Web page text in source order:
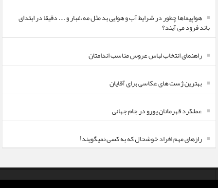
هواپیماها چطور در شرایط آب و هوایی بد مثل مه،غبار و …. دقیقا در ابتدای
باند فرود می آیند؟
راهنمای انتخاب لباس عروس مناسب اندامتان
بهترین ژست های عکاسی برای آقایان
عملکرد قهرمانان یورو در جام جهانی
رازهای مهم افراد خوشحال که به کسی نمیگویند!